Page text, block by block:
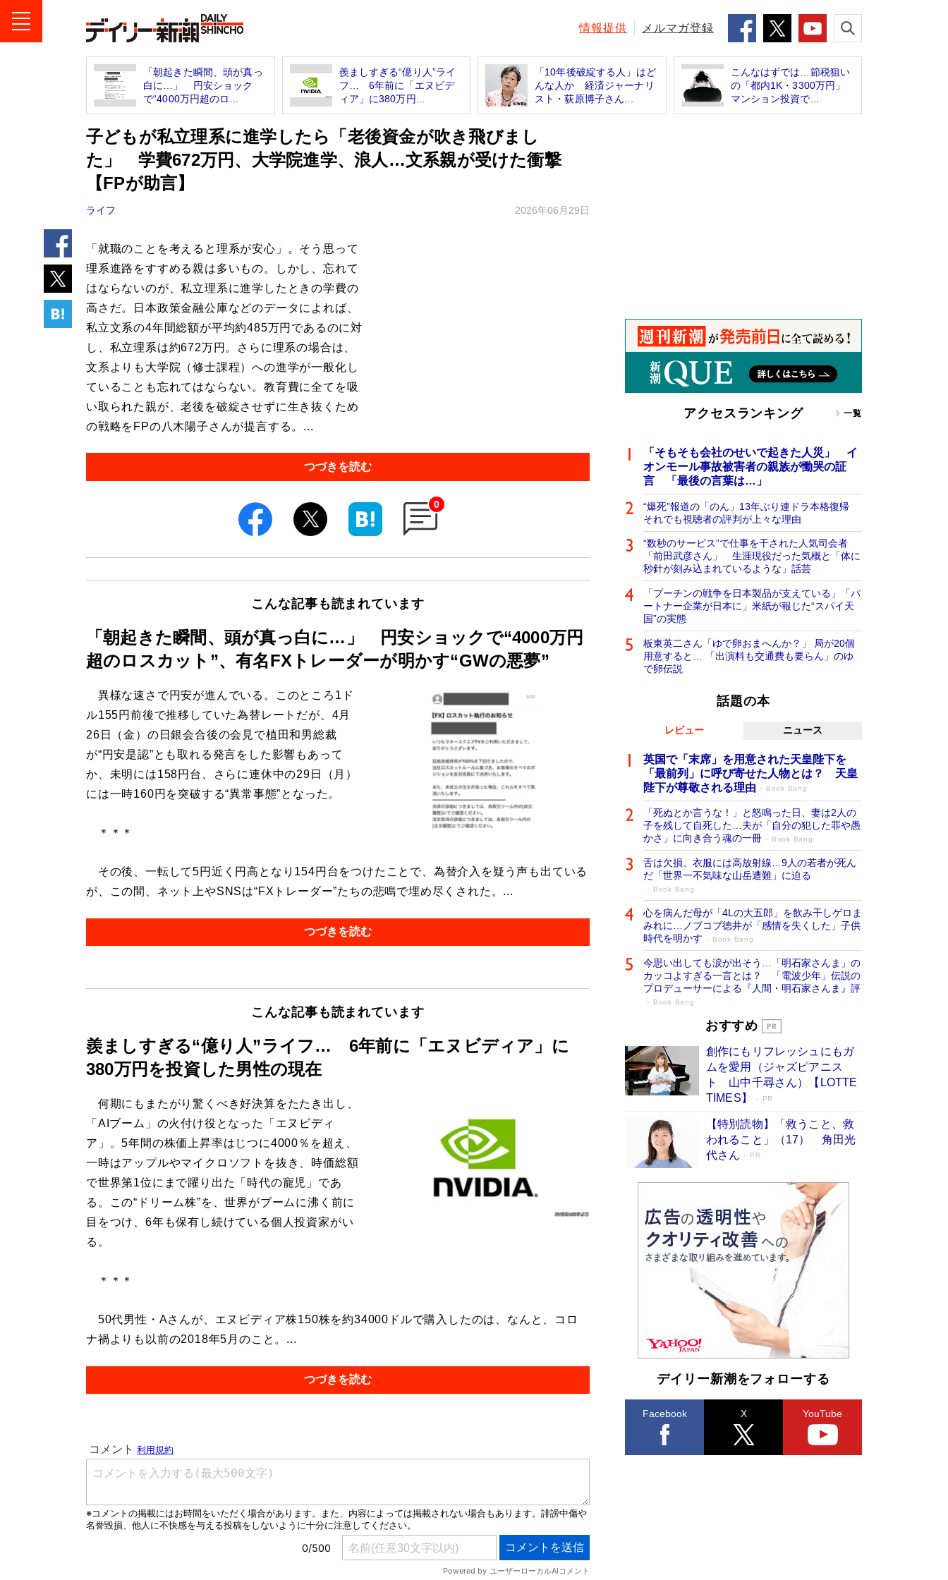
情報提供 メルマガ登録
「朝起きた瞬間、頭が真っ
白に…」 円安ショック
で“4000万円超のロ...
羨ましすぎる“億り人”ライ
フ… 6年前に「エヌビデ
ィア」に380万円...
「10年後破綻する人」はど
んな人か 経済ジャーナリ
スト・荻原博子さん...
こんなはずでは…節税狙い
の「都内1K・3300万円」
マンション投資で...
子どもが私立理系に進学したら「老後資金が吹き飛びまし
た」 学費672万円、大学院進学、浪人…文系親が受けた衝撃
【FPが助言】
ライフ 2026年06月29日
「就職のことを考えると理系が安心」。そう思って
理系進路をすすめる親は多いもの。しかし、忘れて
はならないのが、私立理系に進学したときの学費の
高さだ。日本政策金融公庫などのデータによれば、
私立文系の4年間総額が平均約485万円であるのに対
し、私立理系は約672万円。さらに理系の場合は、
文系よりも大学院（修士課程）への進学が一般化し
ていることも忘れてはならない。教育費に全てを吸
い取られた親が、老後を破綻させずに生き抜くため
の戦略をFPの八木陽子さんが提言する。...
つづきを読む
0
こんな記事も読まれています
「朝起きた瞬間、頭が真っ白に…」 円安ショックで“4000万円
超のロスカット”、有名FXトレーダーが明かす“GWの悪夢”
異様な速さで円安が進んでいる。このところ1ド
ル155円前後で推移していた為替レートだが、4月
26日（金）の日銀会合後の会見で植田和男総裁
が“円安是認”とも取れる発言をした影響もあって
か、未明には158円台、さらに連休中の29日（月）
には一時160円を突破する“異常事態”となった。
＊＊＊
その後、一転して5円近く円高となり154円台をつけたことで、為替介入を疑う声も出ている
が、この間、ネット上やSNSは“FXトレーダー”たちの悲鳴で埋め尽くされた。...
つづきを読む
こんな記事も読まれています
羨ましすぎる“億り人”ライフ… 6年前に「エヌビディア」に
380万円を投資した男性の現在
何期にもまたがり驚くべき好決算をたたき出し、
「AIブーム」の火付け役となった「エヌビディ
ア」。5年間の株価上昇率はじつに4000％を超え、
一時はアップルやマイクロソフトを抜き、時価総額
で世界第1位にまで躍り出た「時代の寵児」であ
る。この“ドリーム株”を、世界がブームに沸く前に
目をつけ、6年も保有し続けている個人投資家がい
る。
＊＊＊
50代男性・Aさんが、エヌビディア株150株を約34000ドルで購入したのは、なんと、コロ
ナ禍よりも以前の2018年5月のこと。...
つづきを読む
アクセスランキング 一覧
「そもそも会社のせいで起きた人災」 イ
オンモール事故被害者の親族が慟哭の証
言 「最後の言葉は…」
“爆死”報道の「のん」13年ぶり連ドラ本格復帰
それでも視聴者の評判が上々な理由
“数秒のサービス”で仕事を干された人気司会者
「前田武彦さん」 生涯現役だった気概と「体に
秒針が刻み込まれているような」話芸
「プーチンの戦争を日本製品が支えている」「パ
ートナー企業が日本に」米紙が報じた“スパイ天
国”の実態
板東英二さん「ゆで卵おまへんか？」 局が20個
用意すると… 「出演料も交通費も要らん」のゆ
で卵伝説
話題の本
レビュー ニュース
英国で「末席」を用意された天皇陛下を
「最前列」に呼び寄せた人物とは？ 天皇
陛下が尊敬される理由
Book Bang
「死ぬとか言うな！」と怒鳴った日、妻は2人の
子を残して自死した…夫が「自分の犯した罪や愚
かさ」に向き合う魂の一冊
Book Bang
舌は欠損、衣服には高放射線…9人の若者が死ん
だ「世界一不気味な山岳遭難」に迫る
Book Bang
心を病んだ母が「4Lの大五郎」を飲み干しゲロま
みれに…ノブコブ徳井が「感情を失くした」子供
時代を明かす
Book Bang
今思い出しても涙が出そう…「明石家さんま」の
カッコよすぎる一言とは？ 「電波少年」伝説の
プロデューサーによる『人間・明石家さんま』評
Book Bang
「宇宙兄弟」最終46巻がベストセラー1
物語に幕 特装版には「宇宙で描かれたマ
ンガ」も収録
Book Bang
美輪明宏 晩年の回答を集めた『ほほえんで生き
るための人生相談』がランクイン［エンターテイ
メントベストセラー］
Book Bang
「『火垂るの墓』は、大嘘である」原作者が抱き
続けた“自責の念”とは…「自己憐憫は描きたくな
い」監督が徹底的にこだわったこと（後編） #
戦争の記憶
Book Bang
「叱って伸びるやつは、褒めたらもっと伸びる」
俳優・高嶋政伸が家族に教わった“人を育てるコ
ツ”…芸への考え方を明かす
Book Bang
東野圭吾、伊坂幸太郎の人気シリーズ最新作どち
らも文庫化 映画化された直木賞受賞作もランク
イン［文庫ベストセラー］
Book Bang
おすすめ
創作にもリフレッシュにもガ
ムを愛用（ジャズピアニス
ト 山中千尋さん）【LOTTE
TIMES】
PR
【特別読物】「救うこと、救
われること」（17） 角田光
代さん
PR
デイリー新潮をフォローする
Facebook X YouTube